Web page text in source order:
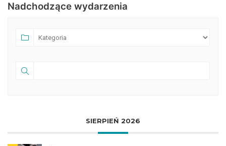
Nadchodzące wydarzenia
SIERPIEŃ 2026